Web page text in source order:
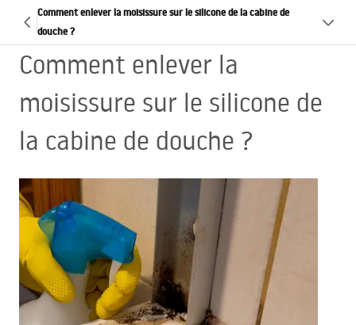
Comment enlever la moisissure sur le silicone de la cabine de
douche ?
Comment enlever la
moisissure sur le silicone de
la cabine de douche ?